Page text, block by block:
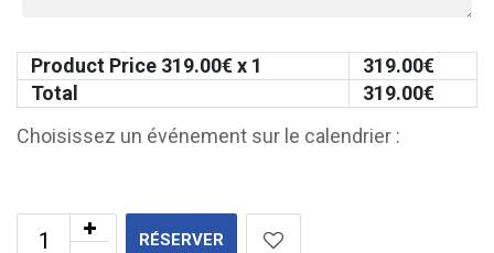
Product Price 319.00€ x 1 319.00€
Total
319.00€
Choisissez un événement sur le calendrier :
RÉSERVER